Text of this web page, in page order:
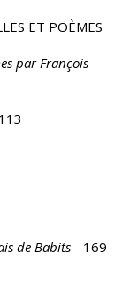
ET POÈMES
par François
de Babits - 169